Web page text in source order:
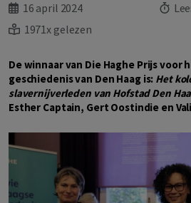
16 april 2024
1971x gelezen
De winnaar van Die Haghe Prijs voor
geschiedenis van Den Haag is: Het
slavernijverleden van Hofstad Den
Esther Captain, Gert Oostindie en